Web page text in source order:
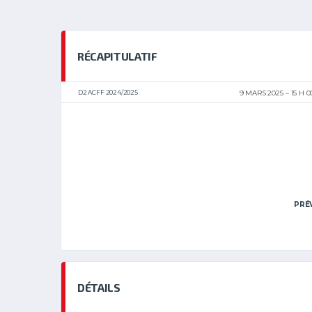
RÉCAPITULATIF
D2 ACFF 2024/2025 9 MARS 2025 15 H
DÉTAILS